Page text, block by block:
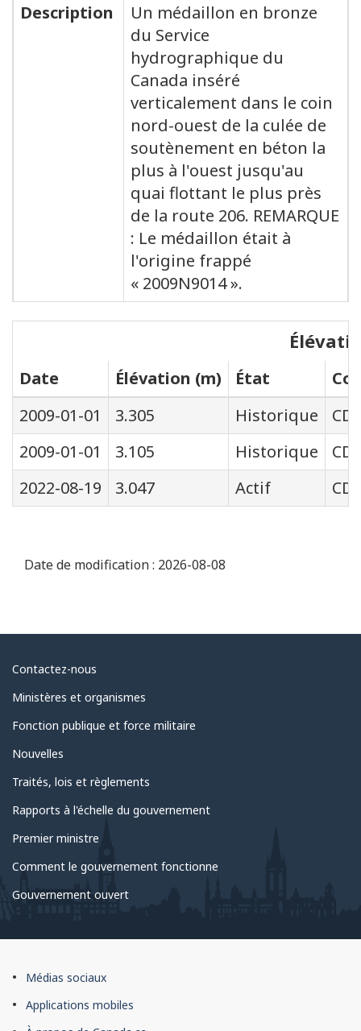
Description
Un médaillon en bronze
du Service
hydrographique du
Canada inséré
verticalement dans le coin
nord-ouest de la culée de
soutènement en béton la
plus à l'ouest jusqu'au
quai flottant le plus près
de la route 206. REMARQUE
: Le médaillon était à
l'origine frappé
« 2009N9014 ».
Date Élévation (m) État
2009-01-01
3.305 Historique
CD
2009-01-01
3.105 Historique
CD
2022-08-19
3.047 Actif CD
Date de modification : 2026-08-08
Au
sujet
du
gouvernement
Contactez-nous
Ministères et organismes
Fonction publique et force militaire
Nouvelles
Traités, lois et règlements
Rapports à l'échelle du gouvernement
Premier ministre
Comment le gouvernement fonctionne
Gouvernement ouvert
À
propos
du
Médias sociaux
Applications mobiles